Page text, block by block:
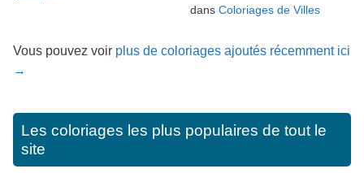
dans Coloriages de Villes
Vous pouvez voir plus de coloriages ajoutés récemment ici
→
Les coloriages les plus populaires de tout le
site